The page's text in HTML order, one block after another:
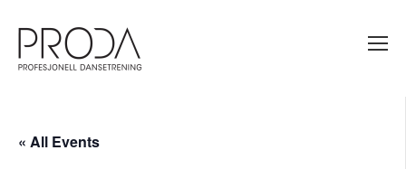
sidens
hovedinnhold
« All Events